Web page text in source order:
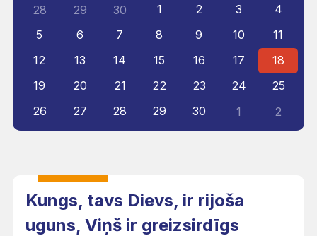
Kungs, tavs Dievs, ir rijoša
uguns, Viņš ir greizsirdīgs
28
29 30 1 2 3
4
5
6 7 8 9 10
11
12
13 14 15 16 17
18
19
20 21 22 23 24
25
26
27 28 29 30 1 2